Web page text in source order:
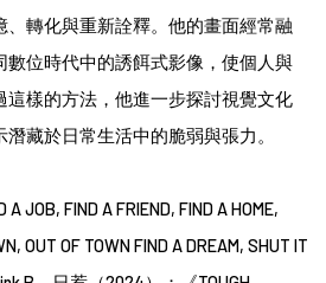
轉化與重新詮釋。他的畫面經常融
數位時代中的誘餌式影像，使個人與
這樣的方法，他進一步探討視覺文化
藏於日常生活中的脆弱與張力。
JOB, FIND A FRIEND, FIND A HOME,
OUT OF TOWN FIND A DREAM, SHUT IT